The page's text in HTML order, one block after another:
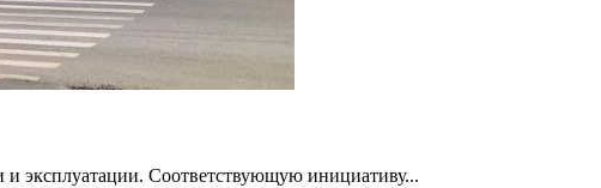
эксплуатации. Соответствующую инициативу...